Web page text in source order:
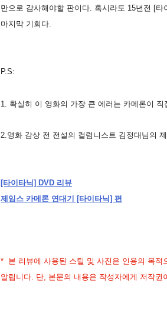
만으로 감사해야할 판이다. 혹시라도 15년전 [
마지막 기회다.
P.S:
1. 확실히 이 영화의 가장 큰 에러는 카메론이
2.영화 감상 전 전설의 컬럼니스트 김정대님의
[타이타닉] DVD 리뷰
제임스 카메론 연대기 [타이타닉] 편
* 본 리뷰에 사용된 스틸 및 사진은 인용의 목적
알립니다. 단, 본문의 내용은 작성자에게 저작권